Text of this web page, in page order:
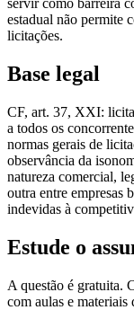
servir como barreira
estadual não permite
licitações.
Base legal
CF, art. 37, XXI:
a todos os
normas gerais de
observância da
natureza comercial,
outra entre empresas
indevidas à
Estude o
A questão é gratuita.
com aulas e materiais